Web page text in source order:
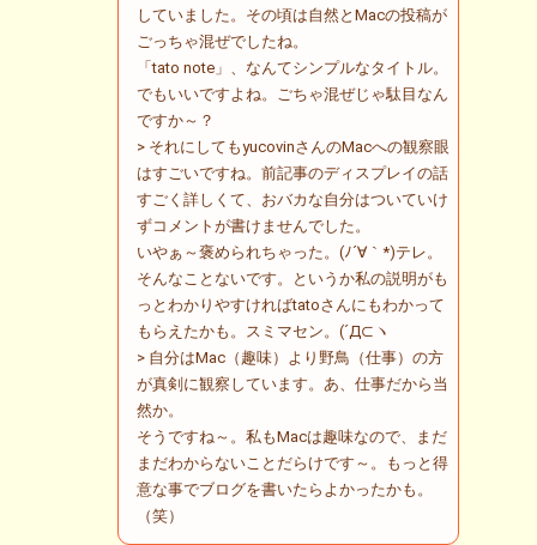
していました。その頃は自然とMacの投稿が
ごっちゃ混ぜでしたね。
「tato note」、なんてシンプルなタイトル。
でもいいですよね。ごちゃ混ぜじゃ駄目なん
ですか～？
> それにしてもyucovinさんのMacへの観察眼
はすごいですね。前記事のディスプレイの話
すごく詳しくて、おバカな自分はついていけ
ずコメントが書けませんでした。
いやぁ～褒められちゃった。(ﾉ´∀｀*)テレ。
そんなことないです。というか私の説明がも
っとわかりやすければtatoさんにもわかって
もらえたかも。スミマセン。(´Д⊂ヽ
> 自分はMac（趣味）より野鳥（仕事）の方
が真剣に観察しています。あ、仕事だから当
然か。
そうですね～。私もMacは趣味なので、まだ
まだわからないことだらけです～。もっと得
意な事でブログを書いたらよかったかも。
（笑）